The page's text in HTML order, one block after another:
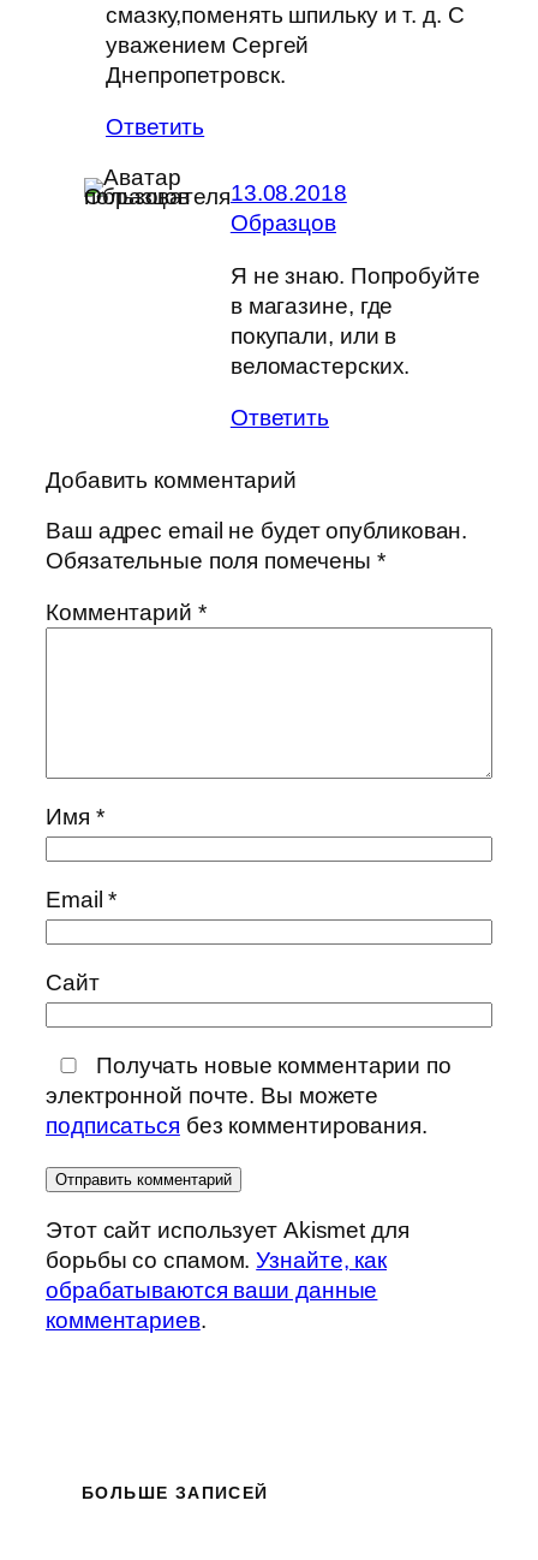
смазку,поменять шпильку и т. д. С
уважением Сергей
Днепропетровск.
Ответить
13.08.2018
Образцов
Я не знаю. Попробуйте
в магазине, где
покупали, или в
веломастерских.
Ответить
Добавить комментарий
Ваш адрес email не будет опубликован.
Обязательные поля помечены*
Комментарий *
Имя *
Email*
Сайт
Получать новые комментарии по
электронной почте. Вы можете
подписаться без комментирования.
Этот сайт использует Akismet для
борьбы со спамом.Узнайте, как
обрабатываются ваши данные
комментариев.
БОЛЬШЕ ЗАПИСЕЙ